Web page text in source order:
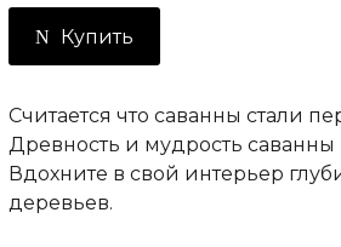
Купить
Считается что саванны стали
Древность и мудрость саванны
Вдохните в свой интерьер
деревьев.